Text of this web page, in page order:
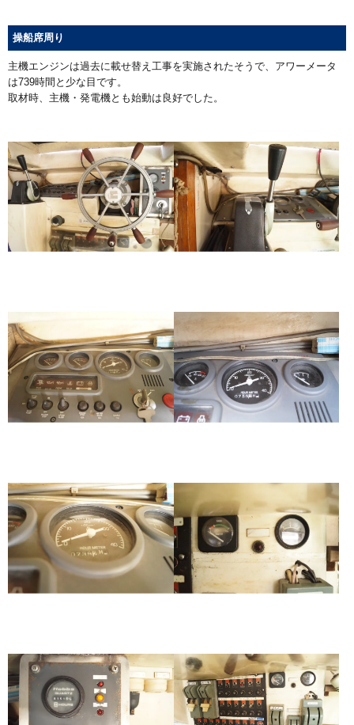
操船席周り
主機エンジンは過去に載せ替え工事を実施されたそうで、アワーメータ
は739時間と少な目です。
取材時、主機・発電機とも始動は良好でした。